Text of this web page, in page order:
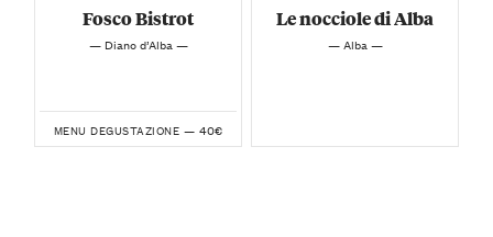
Fosco Bistrot
— Diano d’Alba —
MENU DEGUSTAZIONE — 40€
Le nocciole di Alba
— Alba —